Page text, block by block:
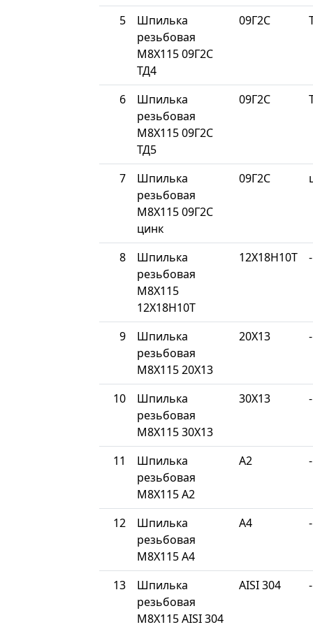
5
Шпилька
резьбовая
М8Х115 09Г2С
ТД4
09Г2С
6
Шпилька
резьбовая
М8Х115 09Г2С
ТД5
09Г2С
7
Шпилька
резьбовая
М8Х115 09Г2С
цинк
09Г2С
8
Шпилька
резьбовая
М8Х115
12Х18Н10Т
12Х18Н10Т -
9
Шпилька
резьбовая
М8Х115 20Х13
20Х13 -
10
Шпилька
резьбовая
М8Х115 30Х13
30Х13 -
11
Шпилька
резьбовая
М8Х115 A2
A2 -
12
Шпилька
резьбовая
М8Х115 A4
A4 -
13
Шпилька
резьбовая
М8Х115 AISI 304
AISI 304 -